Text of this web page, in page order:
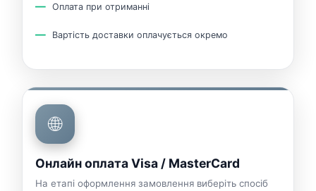
Оплата при отриманні
Вартість доставки оплачується окремо
🌐
Онлайн оплата Visa / MasterCard
На етапі оформлення замовлення виберіть спосіб